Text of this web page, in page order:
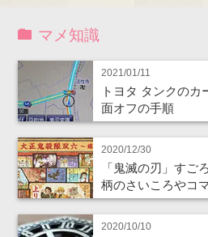
マメ知識
2021/01/11
トヨタ タンクのカ
面オフの手順
2020/12/30
「鬼滅の刃」すご
柄のさいころやコ
2020/10/10